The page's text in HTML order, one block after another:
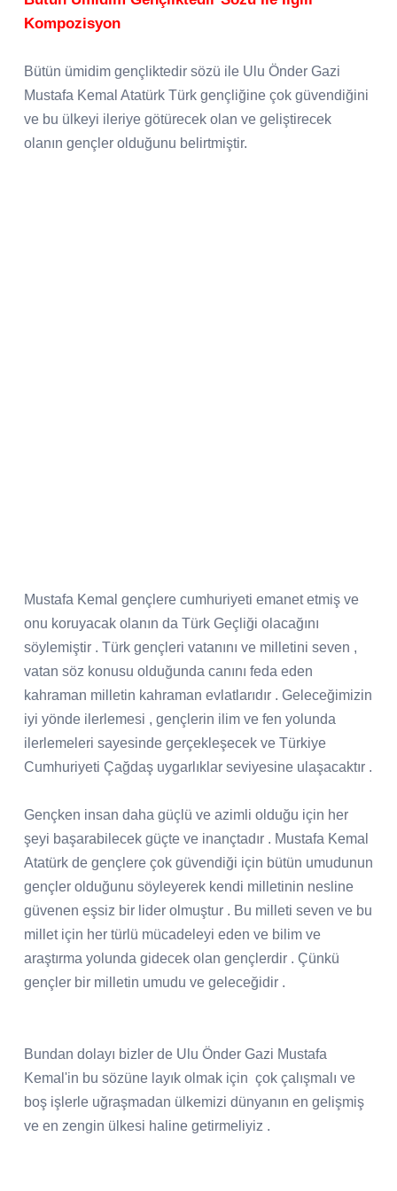
Kompozisyon
Bütün ümidim gençliktedir sözü ile Ulu Önder Gazi
Mustafa Kemal Atatürk Türk gençliğine çok güvendiğini
ve bu ülkeyi ileriye götürecek olan ve geliştirecek
olanın gençler olduğunu belirtmiştir.
Mustafa Kemal gençlere cumhuriyeti emanet etmiş ve
onu koruyacak olanın da Türk Geçliği olacağını
söylemiştir . Türk gençleri vatanını ve milletini seven ,
vatan söz konusu olduğunda canını feda eden
kahraman milletin kahraman evlatlarıdır . Geleceğimizin
iyi yönde ilerlemesi , gençlerin ilim ve fen yolunda
ilerlemeleri sayesinde gerçekleşecek ve Türkiye
Cumhuriyeti Çağdaş uygarlıklar seviyesine ulaşacaktır .
Gençken insan daha güçlü ve azimli olduğu için her
şeyi başarabilecek güçte ve inançtadır . Mustafa Kemal
Atatürk de gençlere çok güvendiği için bütün umudunun
gençler olduğunu söyleyerek kendi milletinin nesline
güvenen eşsiz bir lider olmuştur . Bu milleti seven ve bu
millet için her türlü mücadeleyi eden ve bilim ve
araştırma yolunda gidecek olan gençlerdir . Çünkü
gençler bir milletin umudu ve geleceğidir .
Bundan dolayı bizler de Ulu Önder Gazi Mustafa
Kemal'in bu sözüne layık olmak için çok çalışmalı ve
boş işlerle uğraşmadan ülkemizi dünyanın en gelişmiş
ve en zengin ülkesi haline getirmeliyiz .